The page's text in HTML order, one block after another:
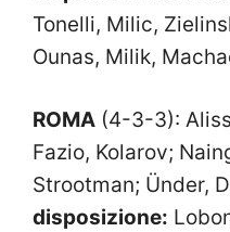
Tonelli, Milic,
Ounas, Milik,
ROMA (4-3-3):
Fazio, Kolarov;
Strootman; Ünder,
disposizione: